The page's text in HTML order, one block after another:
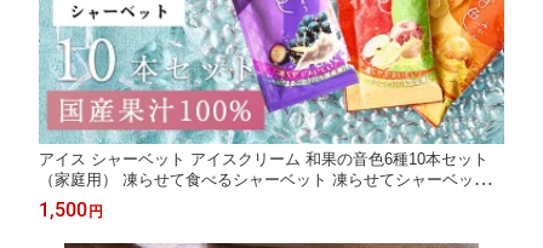
アイス シャーベット アイスクリーム 和果の音色6種10本セット
（家庭用） 凍らせて食べるシャーベット 凍らせてシャーベット
アイススティック 国産 フルーツ 果物 国産果汁 送料無料 常温配
送
1,500 円